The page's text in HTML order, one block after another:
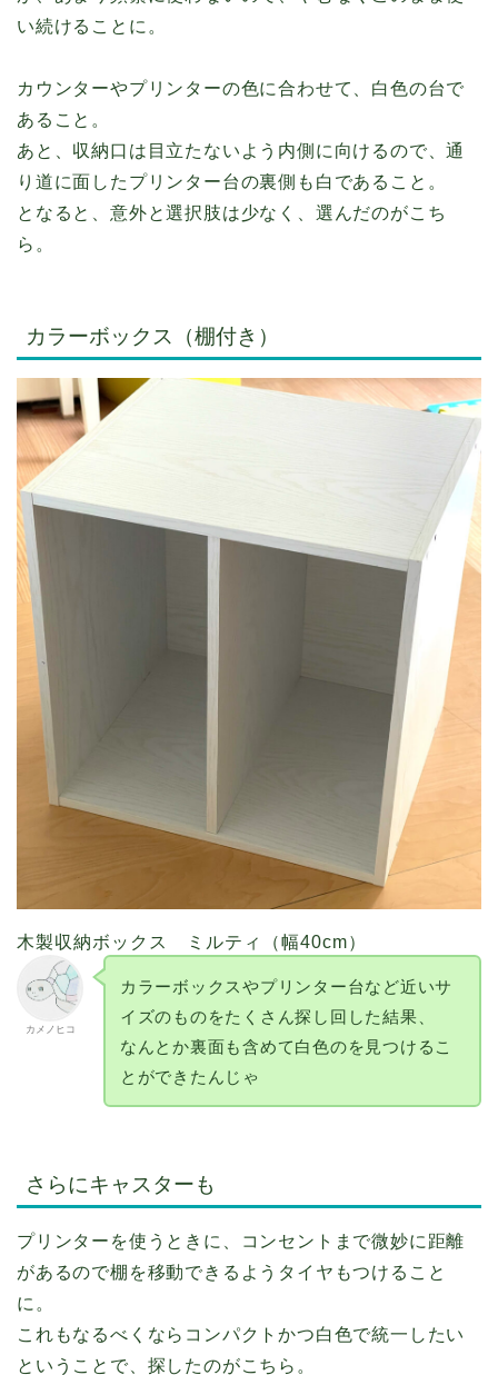
い続けることに。
カウンターやプリンターの色に合わせて、白色の台で
あること。
あと、収納口は目立たないよう内側に向けるので、通
り道に面したプリンター台の裏側も白であること。
となると、意外と選択肢は少なく、選んだのがこち
ら。
カラーボックス（棚付き）
木製収納ボックス ミルティ（幅40cm）
カメノヒコ
カラーボックスやプリンター台など近いサ
イズのものをたくさん探し回した結果、
なんとか裏面も含めて白色のを見つけるこ
とができたんじゃ
さらにキャスターも
プリンターを使うときに、コンセントまで微妙に距離
があるので棚を移動できるようタイヤもつけること
に。
これもなるべくならコンパクトかつ白色で統一したい
ということで、探したのがこちら。